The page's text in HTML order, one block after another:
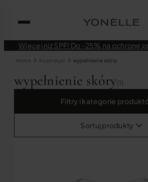
Więcej niż SPF! Do -25% na ochronę
Home Kosmetyki wypełnienie skóry
wypełnienie skóry(1)
Filtry i kategorie
Sortuj produkty